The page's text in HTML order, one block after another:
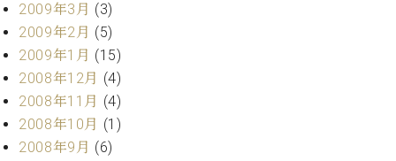
2009年3月 (3)
2009年2月 (5)
2009年1月 (15)
2008年12月 (4)
2008年11月 (4)
2008年10月 (1)
2008年9月 (6)